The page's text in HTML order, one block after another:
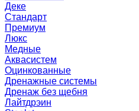
Деке
Стандарт
Премиум
Люкс
Медные
Аквасистем
Оцинкованные
Дренажные системы
Дренаж без щебня
Лайтдрэин